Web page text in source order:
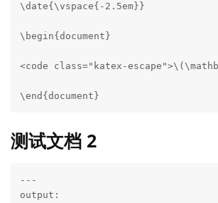
\date{\vspace{-2.5em}}
\begin{document}
<code class="katex-
\end{document}
测试文档 2
---
output: